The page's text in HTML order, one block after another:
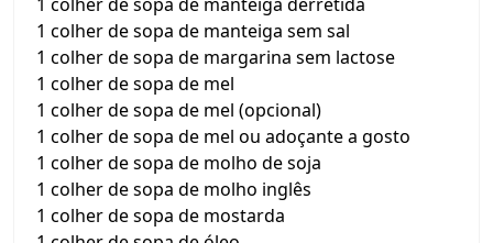
1 colher de sopa de manteiga sem sal
1 colher de sopa de margarina sem lactose
1 colher de sopa de mel
1 colher de sopa de mel (opcional)
1 colher de sopa de mel ou adoçante a gosto
1 colher de sopa de molho de soja
1 colher de sopa de molho inglês
1 colher de sopa de mostarda